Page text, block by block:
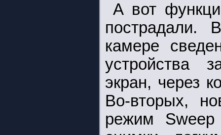
А вот
пострадали.
камере
устройства
экран, через
Во-вторых,
режим Sweep